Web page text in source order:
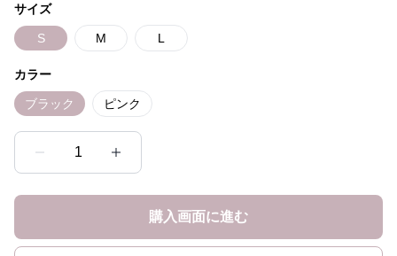
サイズ
S M L
カラー
ブラック ピンク
1
購入画面に進む